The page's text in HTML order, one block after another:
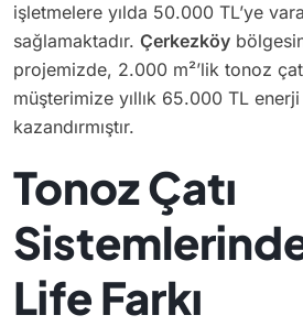
işletmelere yılda 50.000 TL’ye
sağlamaktadır. Çerkezköy
projemizde, 2.000 m²’lik tonoz
müşterimize yıllık 65.000 TL
kazandırmıştır.
Tonoz Çatı
Life Farkı